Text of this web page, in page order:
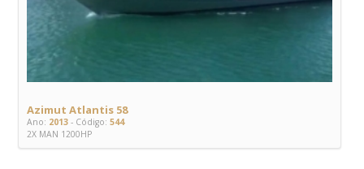
Azimut Atlantis 58
Ano: 2013 - Código: 544
2X MAN 1200HP